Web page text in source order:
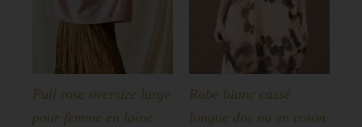
Pull rose oversize large
pour femme en laine
Robe blanc cassé
longue dos nu en coton